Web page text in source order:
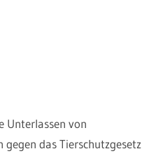
Unterlassen von
das Tierschutzgesetz